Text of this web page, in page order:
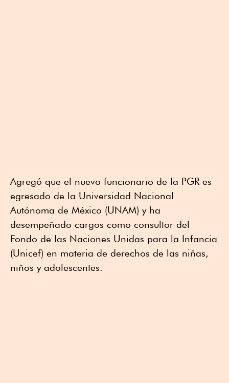
Agregó que el nuevo funcionario de la PGR es
egresado de la Universidad Nacional
Autónoma de México (UNAM) y ha
desempeñado cargos como consultor del
Fondo de las Naciones Unidas para la Infancia
(Unicef) en materia de derechos de las niñas,
niños y adolescentes.